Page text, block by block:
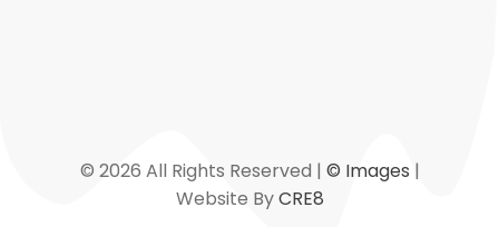
© 2026 All Rights Reserved | © Images |
Website ByCRE8